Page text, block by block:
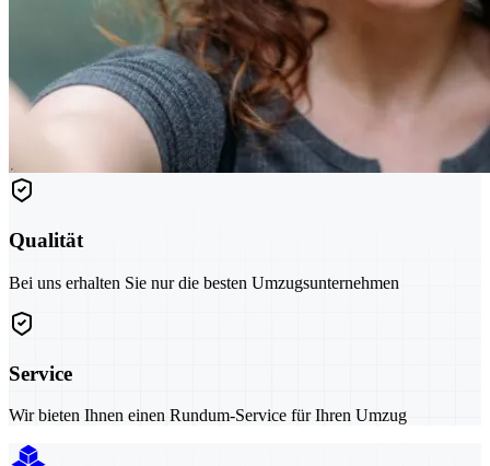
Qualität
Bei uns erhalten Sie nur die besten Umzugsunternehmen
Service
Wir bieten Ihnen einen Rundum-Service für Ihren Umzug